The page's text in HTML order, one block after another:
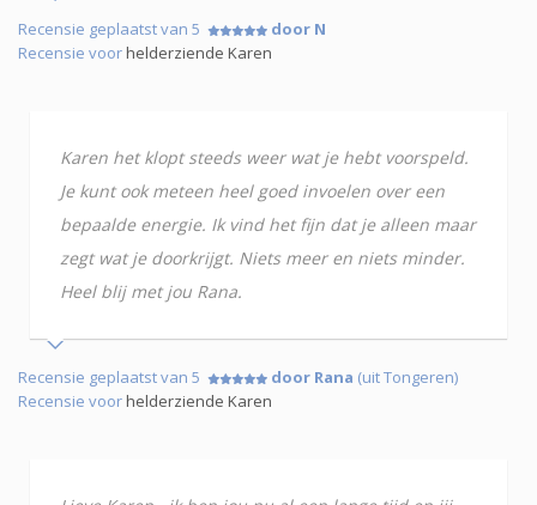
Recensie geplaatst van 5
door N
Recensie voorhelderziende Karen
Karen het klopt steeds weer wat je hebt voorspeld.
Je kunt ook meteen heel goed invoelen over een
bepaalde energie. Ik vind het fijn dat je alleen maar
zegt wat je doorkrijgt. Niets meer en niets minder.
Heel blij met jou Rana.
Recensie geplaatst van 5 door Rana (uit Tongeren)
Recensie voorhelderziende Karen